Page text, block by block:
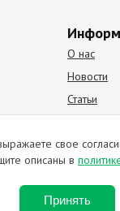
О нас
Новости
Статьи
Отправляя
свое
описаны в
Принять